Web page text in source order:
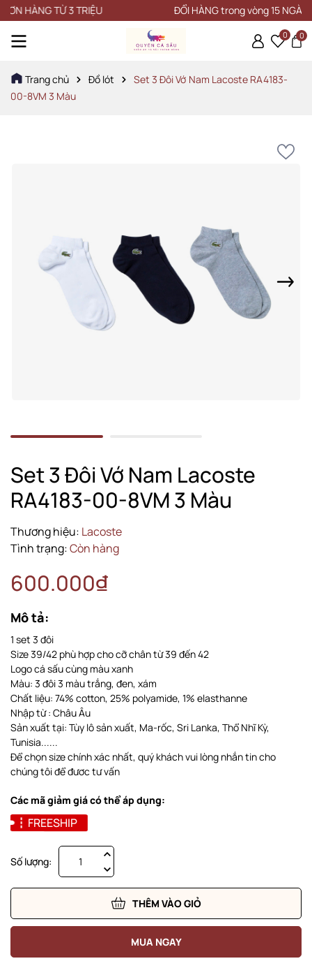
TỪ 3 TRIỆU ĐỔI HÀNG trong vòng 15 NGÀY
0 0
Trang chủ Đồ lót
Set 3 Đôi Vớ Nam Lacoste RA4183-
00-8VM 3 Màu
Set 3 Đôi Vớ Nam Lacoste
RA4183-00-8VM 3 Màu
Thương hiệu: Lacoste
Tình trạng:Còn hàng
600.000₫
Mô tả:
1 set 3 đôi
Size 39/42 phù hợp cho cỡ chân từ 39 đến 42
Logo cá sấu cùng màu xanh
Màu: 3 đôi 3 màu trắng, đen, xám
Chất liệu: 74% cotton, 25% polyamide, 1% elasthanne
Nhập từ : Châu Âu
Sản xuất tại: Tùy lô sản xuất, Ma-rốc, Sri Lanka, Thổ Nhĩ Kỳ,
Tunisia......
Để chọn size chính xác nhất, quý khách vui lòng nhắn tin cho
chúng tôi để đươc tư vấn
Các mã giảm giá có thể áp dụng:
FREESHIP
Số lượng:
THÊM VÀO GIỎ
MUA NGAY